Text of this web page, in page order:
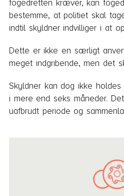
fogedretten kræver, kan
bestemme, at politiet skal
indtil skyldner indvilliger i at
Dette er ikke en særligt
meget indgribende, men det
Skyldner kan dog ikke
i mere end seks måneder.
uafbrudt periode og